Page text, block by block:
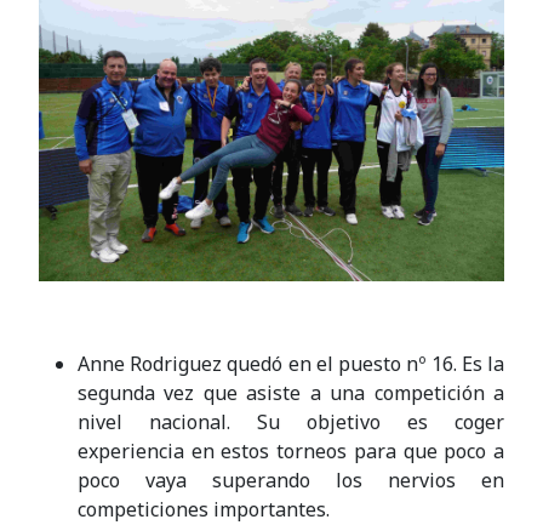
Anne Rodriguez quedó en el puesto nº 16. Es la
segunda vez que asiste a una competición a
nivel nacional. Su objetivo es coger
experiencia en estos torneos para que poco a
poco vaya superando los nervios en
competiciones importantes.